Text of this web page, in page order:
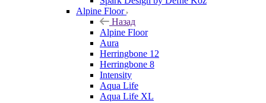
Alpine Floor
Назад
Alpine Floor
Aura
Herringbone 12
Herringbone 8
Intensity
Aqua Life
Aqua Life XL